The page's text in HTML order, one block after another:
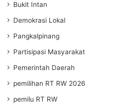
Bukit Intan
Demokrasi Lokal
Pangkalpinang
Partisipasi Masyarakat
Pemerintah Daerah
pemilihan RT RW 2026
pemilu RT RW